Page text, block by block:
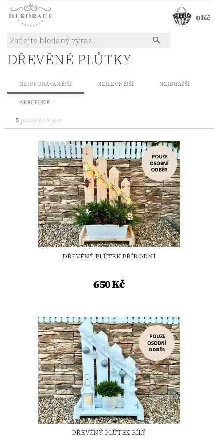
0 Kč
DŘEVĚNÉ PLŮTKY
NEJPRODÁVANĚJŠÍ NEJLEVNĚJŠÍ NEJDRAŽŠÍ
ABECEDNĚ
5 položek celkem
DŘEVĚNÝ PLŮTEK PŘÍRODNÍ
650 Kč
DŘEVĚNÝ PLŮTEK BÍLÝ